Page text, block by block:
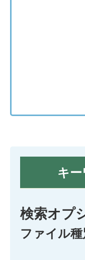
キ
検索オプ
ファイル種